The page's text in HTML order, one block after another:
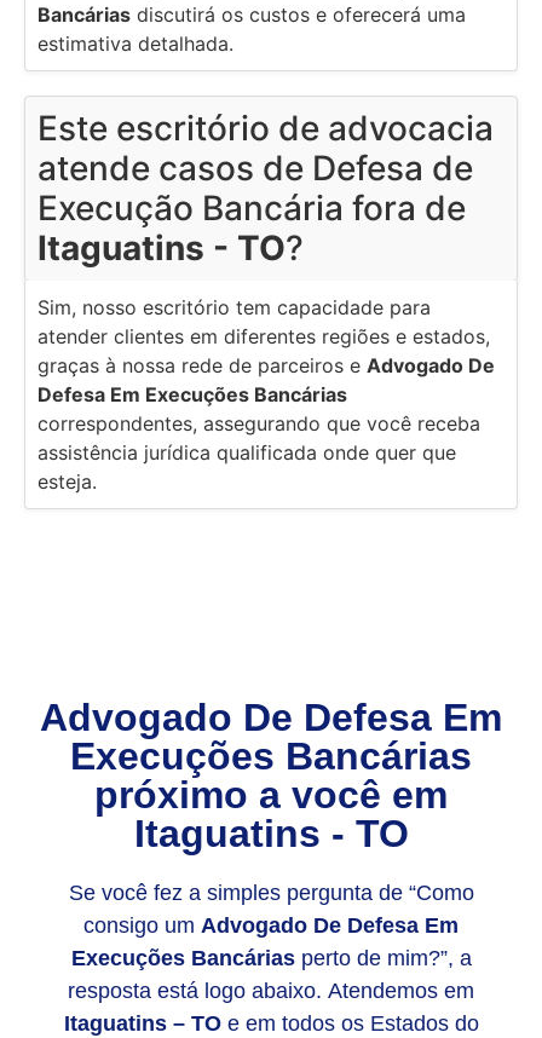
Bancárias discutirá os custos e oferecerá uma
estimativa detalhada.
Este escritório de advocacia
atende casos de Defesa de
Execução Bancária fora de
Itaguatins - TO?
Sim, nosso escritório tem capacidade para
atender clientes em diferentes regiões e estados,
graças à nossa rede de parceiros e Advogado De
Defesa Em Execuções Bancárias
correspondentes, assegurando que você receba
assistência jurídica qualificada onde quer que
esteja.
Advogado De Defesa Em
Execuções Bancárias
próximo a você em
Itaguatins - TO
Se você fez a simples pergunta de “Como
consigo um Advogado De Defesa Em
Execuções Bancáriasperto de mim?”, a
resposta está logo abaixo. Atendemos em
Itaguatins – TOe em todos os Estados do